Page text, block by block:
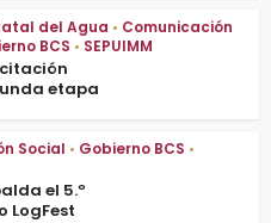
del Agua • Comunicación
BCS • SEPUIMM
etapa
Social • Gobierno BCS •
el 5.º
LogFest